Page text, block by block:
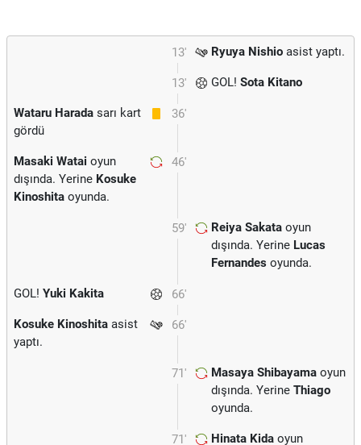
13' Ryuya Nishio asist yaptı.
13' GOL! Sota Kitano
36'
Wataru Harada sarı kart
gördü
46'
Masaki Watai oyun
dışında. Yerine Kosuke
Kinoshita oyunda.
59' Reiya Sakata oyun
dışında. Yerine Lucas
Fernandes oyunda.
66'
GOL! Yuki Kakita
66'
Kosuke Kinoshita asist
yaptı.
71' Masaya Shibayama oyun
dışında. Yerine Thiago
oyunda.
71' Hinata Kida oyun